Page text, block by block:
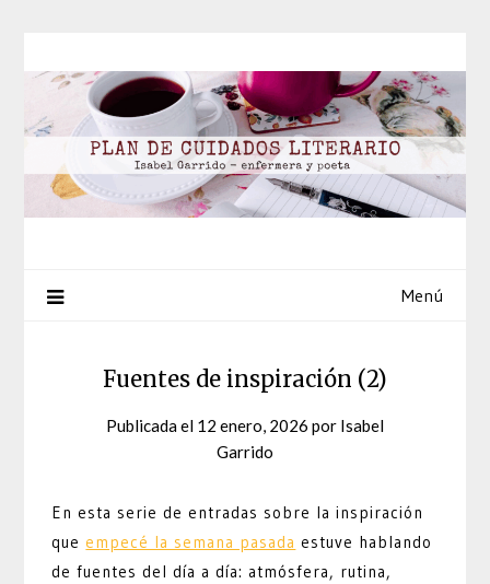
contenido
Menú
Fuentes de inspiración (2)
Publicada el 12 enero, 2026 por Isabel
Garrido
En esta serie de entradas sobre la inspiración
que empecé la semana pasada estuve hablando
de fuentes del día a día: atmósfera, rutina,